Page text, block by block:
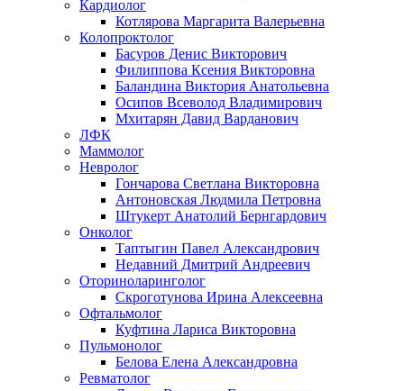
Кардиолог
Котлярова Маргарита Валерьевна
Колопроктолог
Басуров Денис Викторович
Филиппова Ксения Викторовна
Баландина Виктория Анатольевна
Осипов Всеволод Владимирович
Мхитарян Давид Варданович
ЛФК
Маммолог
Невролог
Гончарова Светлана Викторовна
Антоновская Людмила Петровна
Штукерт Анатолий Бернгардович
Онколог
Таптыгин Павел Александрович
Недавний Дмитрий Андреевич
Оториноларинголог
Скроготунова Ирина Алексеевна
Офтальмолог
Куфтина Лариса Викторовна
Пульмонолог
Белова Елена Александровна
Ревматолог